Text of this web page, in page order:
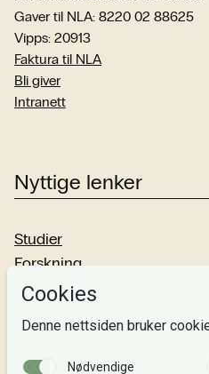
Gaver til NLA: 8220 02 88625
Vipps: 20913
Faktura til NLA
Bli giver
Intranett
Nyttige lenker
Studier
Forskning
Om oss
Si fra!